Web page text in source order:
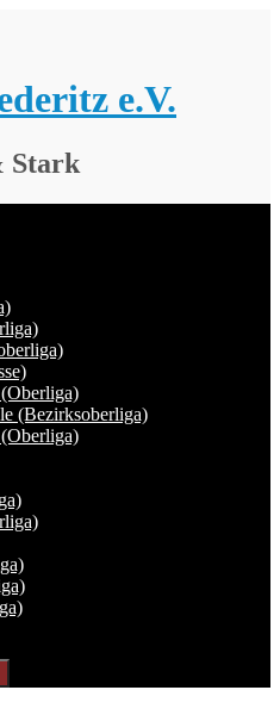
e.V.
Stark
(Bezirksoberliga)